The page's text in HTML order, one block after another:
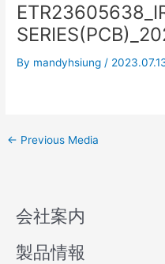
By mandyhsiung /
navigation
← Previous Media
会社案内
製品情報